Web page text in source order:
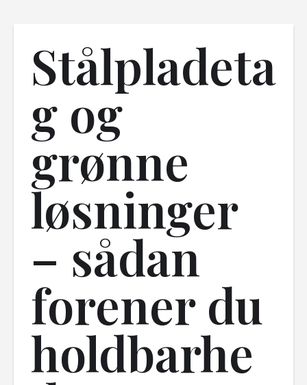
Stålpladeta
g og
grønne
løsninger
– sådan
forener du
holdbarhe